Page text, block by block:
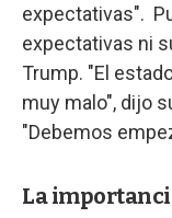
expectativas".
expectativas ni
Trump. "El
muy malo", dijo
"Debemos
La